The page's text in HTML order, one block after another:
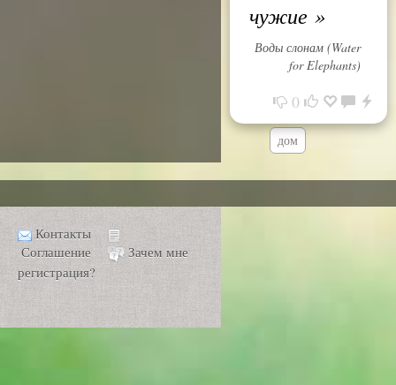
чужие »
Воды слонам (Water
for Elephants)
0
дом
Контакты
Соглашение
Зачем мне
регистрация?